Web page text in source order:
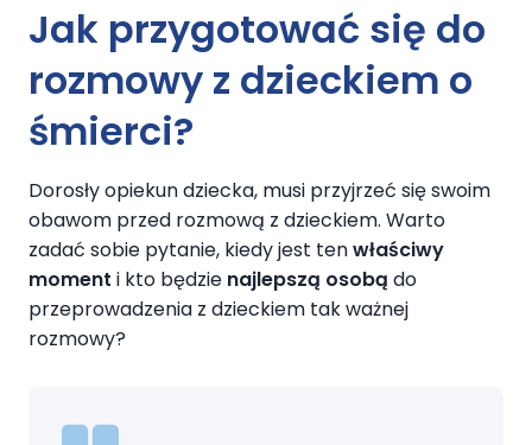
Jak przygotować się do
rozmowy z dzieckiem o
śmierci?
Dorosły opiekun dziecka, musi przyjrzeć się swoim
obawom przed rozmową z dzieckiem. Warto
zadać sobie pytanie, kiedy jest tenwłaściwy
moment i kto będzie najlepszą osobą do
przeprowadzenia z dzieckiem tak ważnej
rozmowy?